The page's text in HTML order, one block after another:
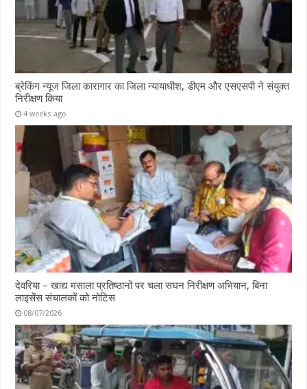
ब्रेकिंग न्यूज जिला कारागार का जिला न्यायाधीश, डीएम और एसएसपी ने संयुक्त
निरीक्षण किया
4 weeks ago
देवरिया – खाद्य मसाला प्रतिष्ठानों पर चला सघन निरीक्षण अभियान, बिना
लाइसेंस संचालकों को नोटिस
08/07/2026